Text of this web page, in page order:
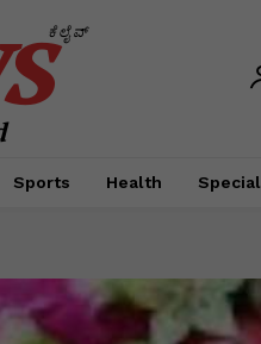
ಕೆಲೈವ್
Sports Health Special